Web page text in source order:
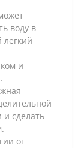
воду в
и
сделать
от